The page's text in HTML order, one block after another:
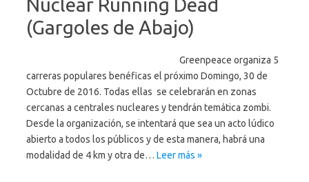
Nuclear Running Dead
(Gargoles de Abajo)
Greenpeace organiza 5
carreras populares benéficas el próximo Domingo, 30 de
Octubre de 2016. Todas ellas se celebrarán en zonas
cercanas a centrales nucleares y tendrán temática zombi.
Desde la organización, se intentará que sea un acto lúdico
abierto a todos los públicos y de esta manera, habrá una
modalidad de 4 km y otra de… Leer más »